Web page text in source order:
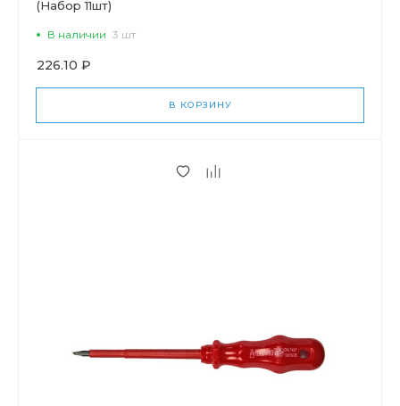
(Набор 11шт)
В наличии 3 шт
226.10 ₽
В КОРЗИНУ